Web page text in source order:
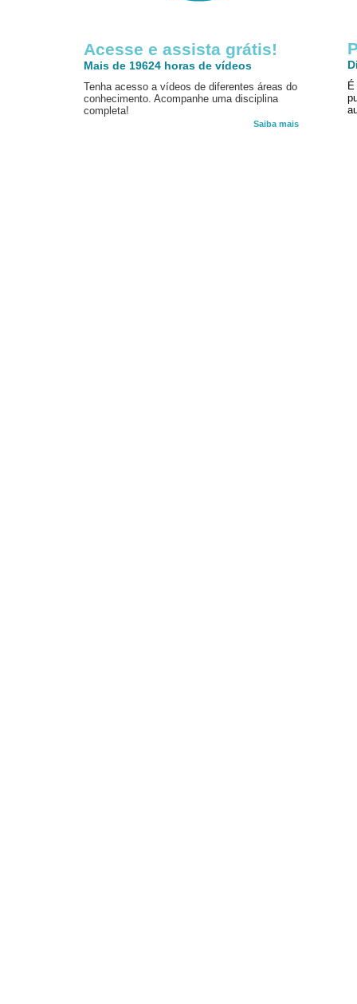
Acesse e assista grátis!
Mais de 19624 horas de vídeos
Tenha acesso a vídeos de diferentes áreas do
conhecimento. Acompanhe uma disciplina
completa!
Saiba mais